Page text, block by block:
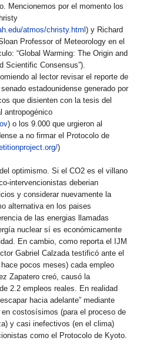
Mencionemos por el momento los
atmos/christy.html) y Richard
Professor of Meteorology en el
“Global Warming: The Origin and
Scientific Consensus”).
al lector revisar el reporte de
estadounidense generado por
que disienten con la tesis del
antropogénico
) o los 9.000 que urgieron al
a no firmar el Protocolo de
)
optimismo. Si el CO2 es el villano
intervencionistas deberian
y considerar nuevamente la
alternativa en los paises
de las energias llamadas
nuclear sí es económicamente
En cambio, como reporta el IJM
Gabriel Calzada testificó ante el
pocos meses) cada empleo
Zapatero creó, causó la
2.2 empleos reales. En realidad
hacia adelante” mediante
costosísimos (para el proceso de
y casi inefectivos (en el clima)
como el Protocolo de Kyoto.